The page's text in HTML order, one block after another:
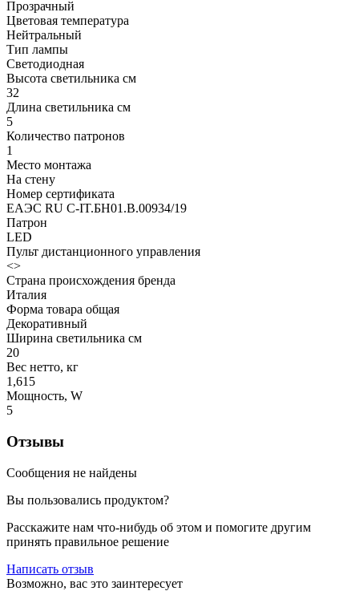
Прозрачный
Цветовая температура
Нейтральный
Тип лампы
Светодиодная
Высота светильника см
32
Длина светильника см
5
Количество патронов
1
Место монтажа
На стену
Номер сертификата
ЕАЭС RU C-IT.БН01.В.00934/19
Патрон
LED
Пульт дистанционного управления
<>
Страна происхождения бренда
Италия
Форма товара общая
Декоративный
Ширина светильника см
20
Вес нетто, кг
1,615
Мощность, W
5
Отзывы
Сообщения не найдены
Вы пользовались продуктом?
Расскажите нам что-нибудь об этом и помогите другим
принять правильное решение
Написать отзыв
Возможно, вас это заинтересует